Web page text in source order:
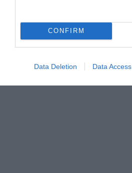
CONFIRM
Data Deletion Data Access